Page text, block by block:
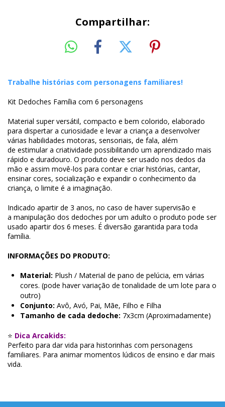
Compartilhar:
Trabalhe histórias com personagens familiares!
​Kit Dedoches Família com 6 personagens
Material super versátil, compacto e bem colorido, elaborado
para dispertar a curiosidade e levar a criança a desenvolver
várias habilidades motoras, sensoriais, de fala, além
de estimular a criatividade possibilitando um aprendizado mais
rápido e duradouro. O produto deve ser usado nos dedos da
mão e assim movê-los para contar e criar histórias, cantar,
ensinar cores, socialização e expandir o conhecimento da
criança, o limite é a imaginação.
Indicado apartir de 3 anos, no caso de haver supervisão e
a manipulação dos dedoches por um adulto o produto pode ser
usado apartir dos 6 meses. É diversão garantida para toda
família.
INFORMAÇÕES DO PRODUTO:
Material: Plush / Material de pano de pelúcia, em várias
cores. (pode haver variação de tonalidade de um lote para o
outro)
Conjunto: Avô, Avó, Pai, Mãe, Filho e Filha
Tamanho de cada dedoche: 7x3cm (Aproximadamente)
⭐ Dica Arcakids:
Perfeito para dar vida para historinhas com personagens
familiares. Para animar momentos lúdicos de ensino e dar mais
vida.